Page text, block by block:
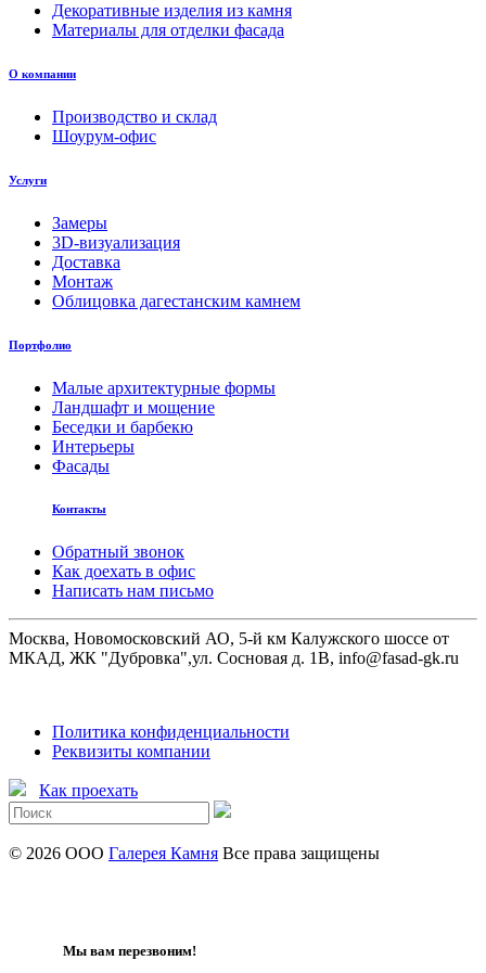
Декоративные изделия из камня
Материалы для отделки фасада
О компании
Производство и склад
Шоурум-офис
Услуги
Замеры
3D-визуализация
Доставка
Монтаж
Облицовка дагестанским камнем
Портфолио
Малые архитектурные формы
Ландшафт и мощение
Беседки и барбекю
Интерьеры
Фасады
Контакты
Обратный звонок
Как доехать в офис
Написать нам письмо
Москва, Новомосковский АО, 5-й км Калужского шоссе от
МКАД, ЖК "Дубровка",ул. Сосновая д. 1В, info@fasad-gk.ru
Политика конфиденциальности
Реквизиты компании
Как проехать
© 2026 ООО Галерея Камня Все права защищены
Мы вам перезвоним!